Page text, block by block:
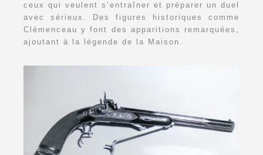
ceux qui veulent s’entraîner et préparer un duel
avec sérieux. Des figures historiques comme
Clémenceau y font des apparitions remarquées,
ajoutant à la légende de la Maison.